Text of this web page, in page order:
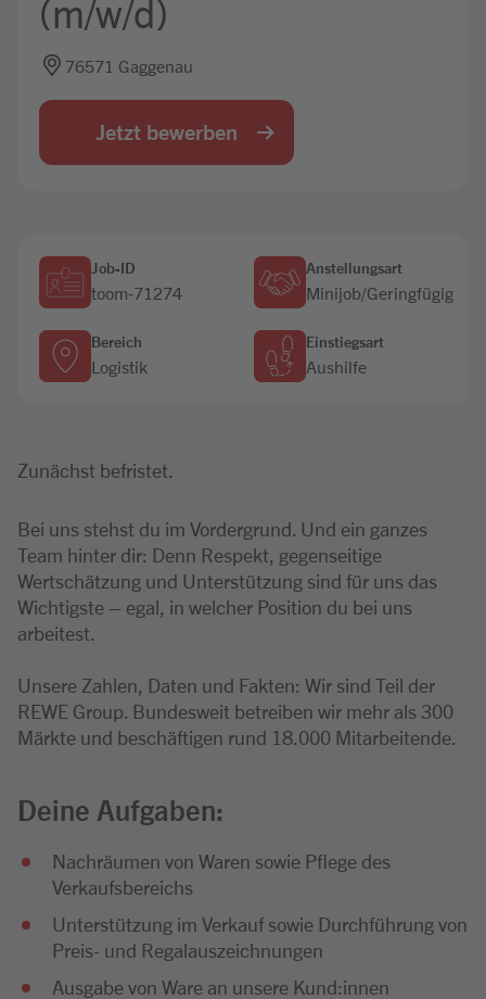
(m/w/d)
76571 Gaggenau
Jetzt bewerben
Job-ID
toom-71274
Anstellungsart
Minijob/Geringfügig
Bereich
Logistik
Einstiegsart
Aushilfe
Zunächst befristet.
Bei uns stehst du im Vordergrund. Und ein ganzes
Team hinter dir: Denn Respekt, gegenseitige
Wertschätzung und Unterstützung sind für uns das
Wichtigste – egal, in welcher Position du bei uns
arbeitest.
Unsere Zahlen, Daten und Fakten: Wir sind Teil der
REWE Group. Bundesweit betreiben wir mehr als 300
Märkte und beschäftigen rund 18.000 Mitarbeitende.
Deine Aufgaben:
Nachräumen von Waren sowie Pflege des
Verkaufsbereichs
Unterstützung im Verkauf sowie Durchführung von
Preis- und Regalauszeichnungen
Ausgabe von Ware an unsere Kund:innen